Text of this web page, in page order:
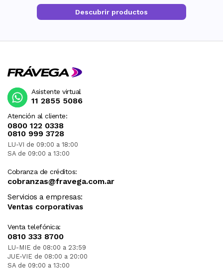
Descubrir productos
Atención al cliente:
0800 122 0338
0810 999 3728
LU-VI de 09:00 a 18:00
SA de 09:00 a 13:00
Cobranza de créditos:
cobranzas@fravega.com.ar
Servicios a empresas:
Ventas corporativas
Venta telefónica:
0810 333 8700
LU-MIE de 08:00 a 23:59
JUE-VIE de 08:00 a 20:00
SA de 09:00 a 13:00
Asistente virtual
11 2855 5086